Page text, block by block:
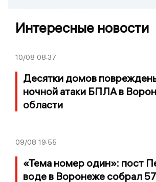
Интересные новости
10/08 08:37
Десятки домов
ночной атаки БПЛА в
области
09/08 19:55
«Тема номер один»: пост
воде в Воронеже собрал